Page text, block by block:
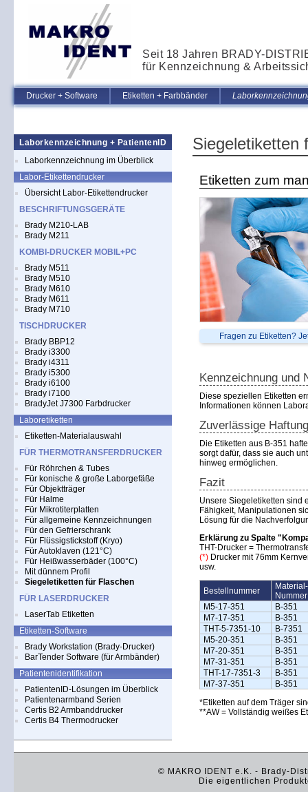
Seit 18 Jahren BRADY-
für Kennzeichnung &
Drucker + Software Etiketten + Farbbänder
Laborkennzeichnung + PatientenID
Laborkennzeichnung im Überblick
Labor-Etikettendrucker
Übersicht Labor-Etikettendrucker
BESCHRIFTUNGSGERÄTE
Brady M210-LAB
Brady M211
KOMBI-DRUCKER MOBIL+PC
Brady M511
Brady M510
Brady M610
Brady M611
Brady M710
TISCHDRUCKER
Brady BBP12
Brady i3300
Brady i4311
Brady i5300
Brady i6100
Brady i7100
BradyJet J7300 Farbdrucker
Laboretiketten
Etiketten-Materialauswahl
FÜR THERMOTRANSFERDRUCKER
Für Röhrchen & Tubes
Für konische & große Laborgefäße
Für Objektträger
Für Halme
Für Mikrotiterplatten
Für allgemeine Kennzeichnungen
Für den Gefrierschrank
Für Flüssigstickstoff (Kryo)
Für Autoklaven (121°C)
Für Heißwasserbäder (100°C)
Mit dünnem Profil
Siegeletiketten für Flaschen
FÜR LASERDRUCKER
LaserTab Etiketten
Etiketten-Software
Brady Workstation (Brady-Drucker)
BarTender Software (für Armbänder)
Patientenidentifikation
PatientenID-Lösungen im Überblick
Patientenarmband Serien
Certis B2 Armbanddrucker
Certis B4 Thermodrucker
Siegeletiketten
Etiketten zum
Fragen zu Etiketten?
Kennzeichnung und
Diese speziellen Etiketten
Informationen können
Zuverlässige
Die Etiketten aus B-351
sorgt dafür, dass sie auch
hinweg ermöglichen.
Fazit
Unsere Siegeletiketten sind
Fähigkeit, Manipulationen
Lösung für die
Erklärung zu Spalte
THT-Drucker =
(*) Drucker mit 76mm
usw.
Bestellnummer
Material-
Nummer
M5-17-351
B-351
M7-17-351
B-351
THT-5-7351-10
B-7351
M5-20-351
B-351
M7-20-351
B-351
M7-31-351
B-351
THT-17-7351-3
B-351
M7-37-351
B-351
*Etiketten auf dem Träger
**AW = Vollständig weißes
© MAKRO IDENT e.K. - Brady-
Die eigentlichen